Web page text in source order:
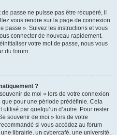
passe ne puisse pas être récupéré, il
vous rendre sur la page de connexion
passe ». Suivez les instructions et vous
connecter de nouveau rapidement.
votre mot de passe, nous vous
du forum.
?
de moi » lors de votre connexion
pour une période prédéfinie. Cela
par quelqu’un d’autre. Pour rester
souvenir de moi » lors de votre
si vous accédez au forum
librairie, un cybercafé, une université,